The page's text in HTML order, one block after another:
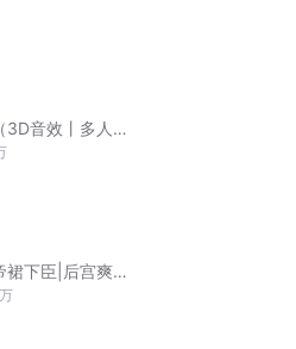
| 多人有声剧
音效丨多人丨
下臣|后宫爽文|